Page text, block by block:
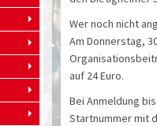
Wer noch nicht
Am Donnerstag,
auf 24 Euro.
Bei Anmeldung
Startnummer mit